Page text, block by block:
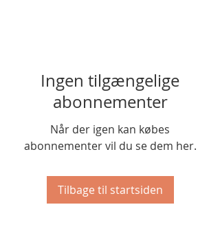
Ingen tilgængelige
abonnementer
Når der igen kan købes
abonnementer vil du se dem her.
Tilbage til startsiden